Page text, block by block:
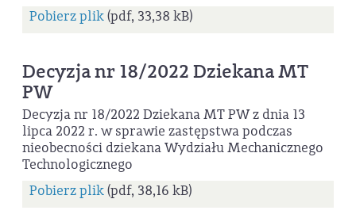
Pobierz plik(pdf, 33,38 kB)
Decyzja nr 18/2022 Dziekana MT
PW
Decyzja nr 18/2022 Dziekana MT PW z dnia 13
lipca 2022 r. w sprawie zastępstwa podczas
nieobecności dziekana Wydziału Mechanicznego
Technologicznego
Pobierz plik(pdf, 38,16 kB)